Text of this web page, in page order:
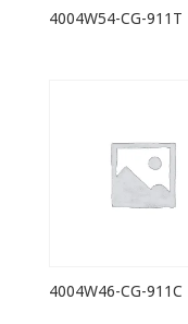
4004W54-CG-911T
4004W46-CG-911C